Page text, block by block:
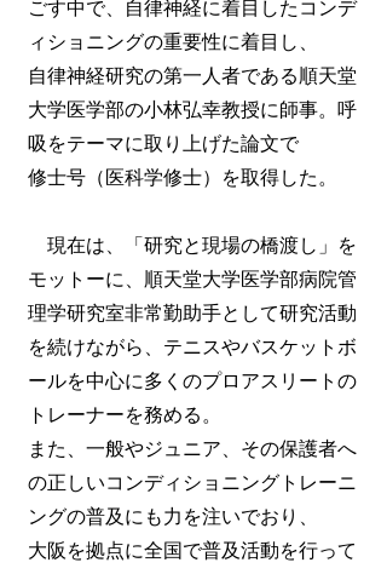
ごす中で、自律神経に着目したコンデ
ィショニングの重要性に着目し、
自律神経研究の第一人者である順天堂
大学医学部の小林弘幸教授に師事。呼
吸をテーマに取り上げた論文で
修士号（医科学修士）を取得した。
現在は、「研究と現場の橋渡し」を
モットーに、順天堂大学医学部病院管
理学研究室非常勤助手として研究活動
を続けながら、テニスやバスケットボ
ールを中心に多くのプロアスリートの
トレーナーを務める。
また、一般やジュニア、その保護者へ
の正しいコンディショニングトレーニ
ングの普及にも力を注いでおり、
大阪を拠点に全国で普及活動を行って